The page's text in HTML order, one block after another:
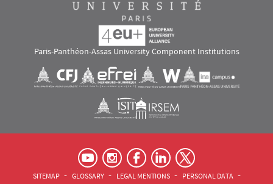
Paris-Panthéon-Assas University Component Institutions
Visuel svgVisuel svg Visuel svgVisuel svg
Visuel svgVisuel svg
Pied de page Assas Principal
SITEMAP GLOSSARY LEGAL MENTIONS
PERSONAL DATA